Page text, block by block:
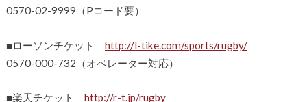
0570-02-9999（Pコード要）
■ローソンチケット http://l-tike.com/sports/rugby/
0570-000-732（オペレーター対応）
■楽天チケット http://r-t.jp/rugby